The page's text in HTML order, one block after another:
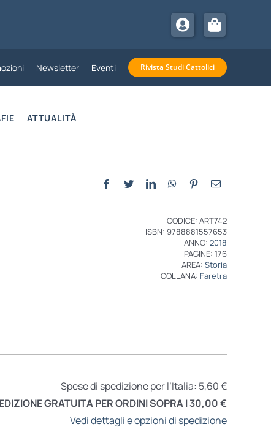
Newsletter Eventi Rivista Studi Cattolici
ATTUALITÀ
CODICE: ART742
ISBN: 9788881557653
ANNO:2018
PAGINE: 176
AREA:Storia
COLLANA: Faretra
Spese di spedizione per l’Italia: 5,60 €
GRATUITA PER ORDINI SOPRA I 30,00 €
Vedi dettagli e opzioni di spedizione